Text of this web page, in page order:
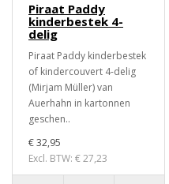
Piraat Paddy
kinderbestek 4-
delig
Piraat Paddy kinderbestek
of kindercouvert 4-delig
(Mirjam Müller) van
Auerhahn in kartonnen
geschen..
€ 32,95
Excl. BTW: € 27,23